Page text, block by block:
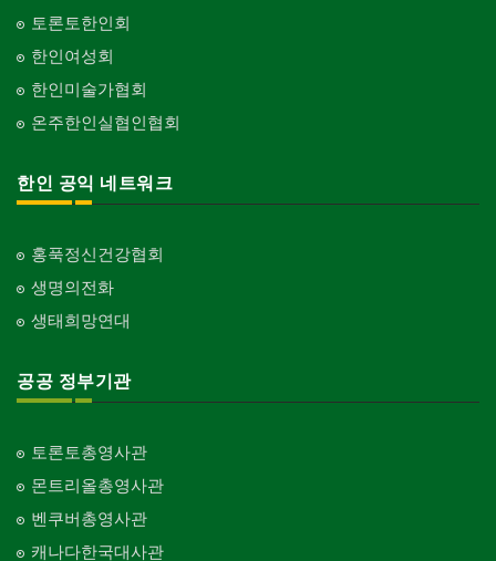
토론토한인회
한인여성회
한인미술가협회
온주한인실협인협회
한인 공익 네트워크
홍푹정신건강협회
생명의전화
생태희망연대
공공 정부기관
토론토총영사관
몬트리올총영사관
벤쿠버총영사관
캐나다한국대사관